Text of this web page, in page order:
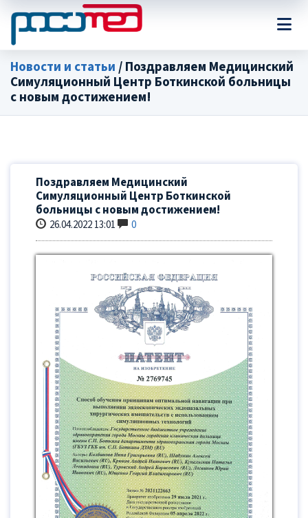
Новости и статьи/ Поздравляем Медицинский
Симуляционный Центр Боткинской больницы
с новым достижением!
Поздравляем Медицинский
Симуляционный Центр Боткинской
больницы с новым достижением!
26.04.2022 13:01 0